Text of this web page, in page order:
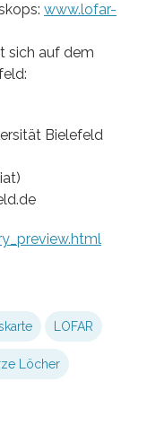
www.lofar-
sich auf dem
Bielefeld
LOFAR
Löcher